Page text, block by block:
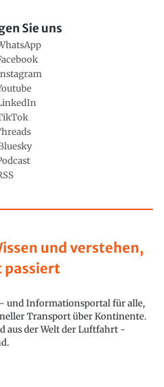
und verstehen,
passiert
und Informationsportal für alle,
Transport über Kontinente.
aus der Welt der Luftfahrt -
Sie uns